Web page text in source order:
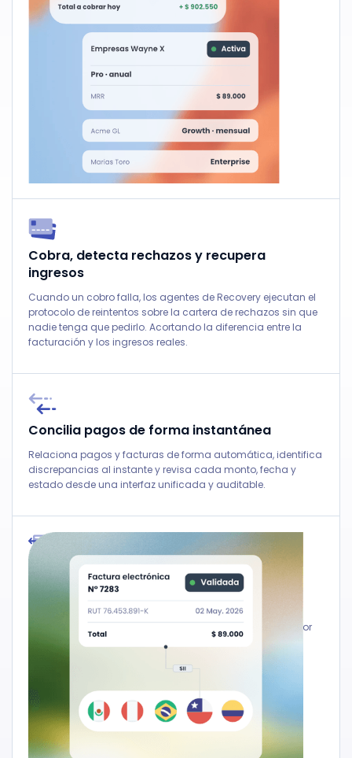
Cobra, detecta rechazos y recupera
ingresos
Cuando un cobro falla, los agentes de Recovery ejecutan el
protocolo de reintentos sobre la cartera de rechazos sin que
nadie tenga que pedirlo. Acortando la diferencia entre la
facturación y los ingresos reales.
Concilia pagos de forma instantánea
Relaciona pagos y facturas de forma automática, identifica
discrepancias al instante y revisa cada monto, fecha y
estado desde una interfaz unificada y auditable.
Emite la factura correcta en cada país
Resuelve la regla tributaria local de cada mercado en
Latinoamérica y emite el documento válido ante la
autoridad correspondiente. Sin reescribir la integración por
cada expansión.